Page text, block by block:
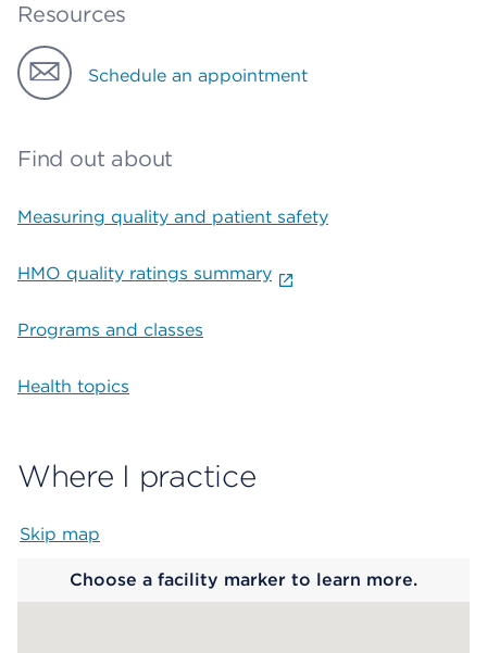
Resources
Schedule an appointment
Find out about
Measuring quality and patient safety
HMO quality ratings summary
Programs and classes
Health topics
Where I practice
Skip map
Choose a facility marker to learn more.